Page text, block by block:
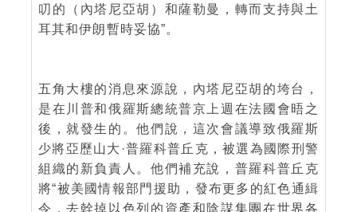
叨的（內塔尼亞胡）和薩勒曼，轉而支持與土
耳其和伊朗暫時妥協”。
五角大樓的消息來源說，內塔尼亞胡的垮台，
是在川普和俄羅斯總統普京上週在法國會晤之
後，就發生的。他們說，這次會議導致俄羅斯
少將亞歷山大·普羅科普丘克，被選為國際刑警
組織的新負責人。他們補充說，普羅科普丘克
將“被美國情報部門援助，發布更多的紅色通緝
令，去幹掉以色列的資產和陰謀集團在世界各